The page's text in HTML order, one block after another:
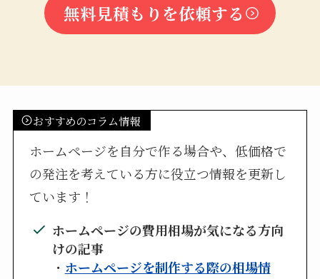
無料見積もりを依頼する
おすすめのコラム情報
ホームページを自分で作る場合や、低価格で
の発注を考えている方に役立つ情報を更新し
ています！
ホームページの費用相場が気になる方向
けの記事
・ ホームページを制作する際の相場情